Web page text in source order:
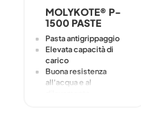
MOLYKOTE® P-
1500 PASTE
Pasta antigrippaggio
Elevata capacità di
carico
Buona resistenza
all'acqua e al